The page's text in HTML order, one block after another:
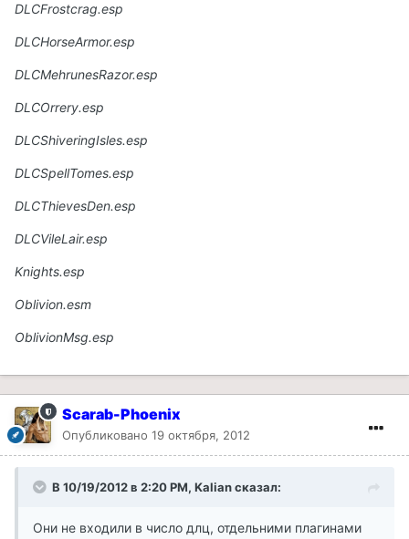
DLCFrostcrag.esp
DLCHorseArmor.esp
DLCMehrunesRazor.esp
DLCOrrery.esp
DLCShiveringIsles.esp
DLCSpellTomes.esp
DLCThievesDen.esp
DLCVileLair.esp
Knights.esp
Oblivion.esm
OblivionMsg.esp
Scarab-Phoenix
Опубликовано 19 октября, 2012
В 10/19/2012 в 2:20 PM, Kalian сказал:
Они не входили в число длц, отдельними плагинами